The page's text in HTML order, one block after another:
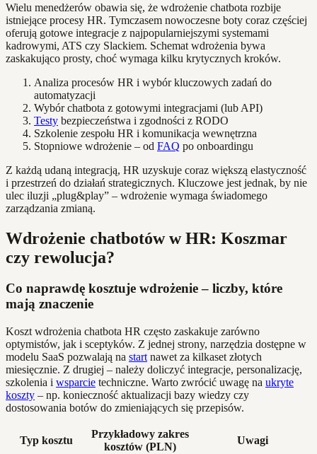
Wielu menedżerów obawia się, że wdrożenie chatbota rozbije
istniejące procesy HR. Tymczasem nowoczesne boty coraz częściej
oferują gotowe integracje z najpopularniejszymi systemami
kadrowymi, ATS czy Slackiem. Schemat wdrożenia bywa
zaskakująco prosty, choć wymaga kilku krytycznych kroków.
Analiza procesów HR i wybór kluczowych zadań do
automatyzacji
Wybór chatbota z gotowymi integracjami (lub API)
Testy bezpieczeństwa i zgodności z RODO
Szkolenie zespołu HR i komunikacja wewnętrzna
Stopniowe wdrożenie – od FAQ po onboardingu
Z każdą udaną integracją, HR uzyskuje coraz większą elastyczność
i przestrzeń do działań strategicznych. Kluczowe jest jednak, by nie
ulec iluzji „plug&play” – wdrożenie wymaga świadomego
zarządzania zmianą.
Wdrożenie chatbotów w HR: Koszmar
czy rewolucja?
Co naprawdę kosztuje wdrożenie – liczby, które
mają znaczenie
Koszt wdrożenia chatbota HR często zaskakuje zarówno
optymistów, jak i sceptyków. Z jednej strony, narzędzia dostępne w
modelu SaaS pozwalają na start nawet za kilkaset złotych
miesięcznie. Z drugiej – należy doliczyć integracje, personalizację,
szkolenia i wsparcie techniczne. Warto zwrócić uwagę na ukryte
koszty – np. konieczność aktualizacji bazy wiedzy czy
dostosowania botów do zmieniających się przepisów.
Typ kosztu
Przykładowy zakres
kosztów (PLN)
Uwagi